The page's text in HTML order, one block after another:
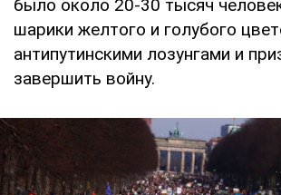
было около 20-30 тысяч
шарики желтого и голубого
антипутинскими лозунгами и
завершить войну.